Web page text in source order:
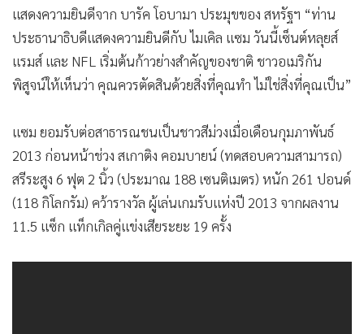
แสดงความยินดีจาก บารัค โอบามา ประมุขของ สหรัฐฯ “ท่าน
ประธานาธิบดีแสดงความยินดีกับ ไมเคิล แซม วันนี้เซ็นต์หลุยส์
แรมส์ และ NFL เริ่มต้นก้าวย่างสำคัญของชาติ ชาวอเมริกัน
พิสูจน์ให้เห็นว่า คุณควรตัดสินด้วยสิ่งที่คุณทำ ไม่ใช่สิ่งที่คุณเป็น”
แซม ยอมรับต่อสาธารณชนเป็นชาวสีม่วงเมื่อเดือนกุมภาพันธ์
2013 ก่อนหน้าช่วง สเกาติง คอมบายน์ (ทดสอบความสามารถ)
สรีระสูง 6 ฟุต 2 นิ้ว (ประมาณ 188 เซนติเมตร) หนัก 261 ปอนด์
(118 กิโลกรัม) คว้ารางวัล ผู้เล่นเกมรับแห่งปี 2013 จากผลงาน
11.5 แซ็ก แท็กเกิลคู่แข่งเสียระยะ 19 ครั้ง